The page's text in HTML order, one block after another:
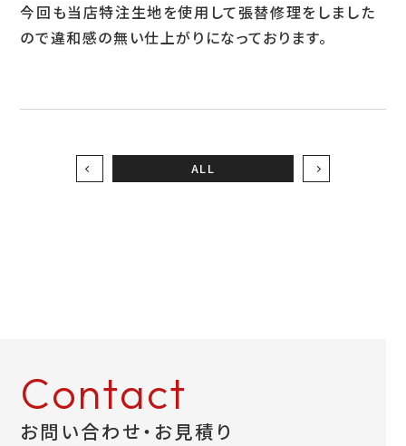
Tel.052-382-1913
今回も当店特注生地を使用して張替修理をしました
ので違和感の無い仕上がりになっております。
ALL
Contact
お問い合わせ・お見積り